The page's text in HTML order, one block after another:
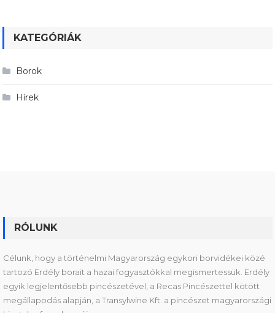
KATEGÓRIÁK
Borok
Hírek
RÓLUNK
Célunk, hogy a történelmi Magyarország egykori borvidékei közé
tartozó Erdély borait a hazai fogyasztókkal megismertessük. Erdély
egyik legjelentősebb pincészetével, a Recas Pincészettel kötött
megállapodás alapján, a Transylwine Kft. a pincészet magyarországi